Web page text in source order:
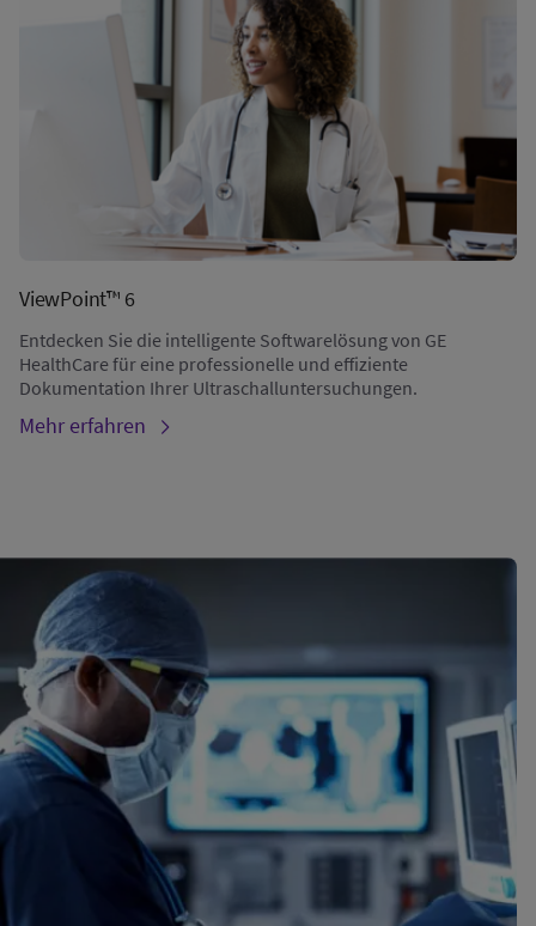
ViewPoint™ 6
Entdecken Sie die intelligente Softwarelösung von GE
HealthCare für eine professionelle und effiziente
Dokumentation Ihrer Ultraschalluntersuchungen.
Mehr erfahren